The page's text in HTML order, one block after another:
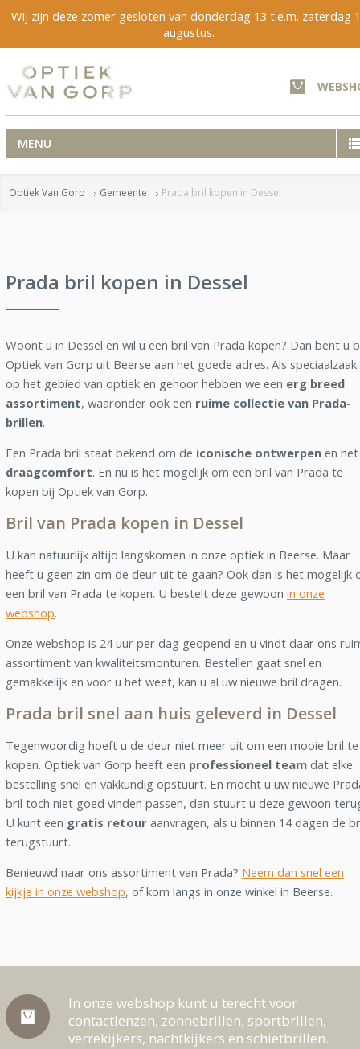
Wij zijn deze zomer gesloten van donderdag 13 t.e.m. zaterdag
augustus.
MENU
Optiek Van Gorp Gemeente Prada bril kopen in Dessel
Prada bril kopen in Dessel
Woont u in Dessel en wil u een bril van Prada kopen? Dan bent u
Optiek van Gorp uit Beerse aan het goede adres. Als speciaalzaak
op het gebied van optiek en gehoor hebben we een erg breed
assortiment, waaronder ook een ruime collectie van Prada-
brillen.
Een Prada bril staat bekend om de iconische ontwerpen en het
draagcomfort. En nu is het mogelijk om een bril van Prada te
kopen bij Optiek van Gorp.
Bril van Prada kopen in Dessel
U kan natuurlijk altijd langskomen in onze optiek in Beerse. Maar
heeft u geen zin om de deur uit te gaan? Ook dan is het mogelijk
een bril van Prada te kopen. U bestelt deze gewoon in onze
webshop.
Onze webshop is 24 uur per dag geopend en u vindt daar ons
assortiment van kwaliteitsmonturen. Bestellen gaat snel en
gemakkelijk en voor u het weet, kan u al uw nieuwe bril dragen.
Prada bril snel aan huis geleverd in Dessel
Tegenwoordig hoeft u de deur niet meer uit om een mooie bril te
kopen. Optiek van Gorp heeft een professioneel team dat elke
bestelling snel en vakkundig opstuurt. En mocht u uw nieuwe
bril toch niet goed vinden passen, dan stuurt u deze gewoon
U kunt een gratis retour aanvragen, als u binnen 14 dagen de
terugstuurt.
Benieuwd naar ons assortiment van Prada? Neem dan snel een
kijkje in onze webshop, of kom langs in onze winkel in Beerse.
In onze webshop kunt u terecht voor
contactlenzen, zonnebrillen, sportbrillen,
verrekijkers, nachtkijkers en schietbrillen.